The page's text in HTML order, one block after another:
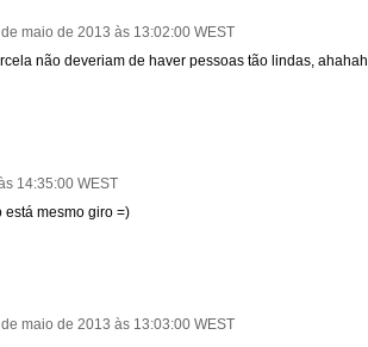
maio de 2013 às 13:02:00 WEST
não deveriam de haver pessoas tão lindas, ahahah
14:35:00 WEST
está mesmo giro =)
maio de 2013 às 13:03:00 WEST